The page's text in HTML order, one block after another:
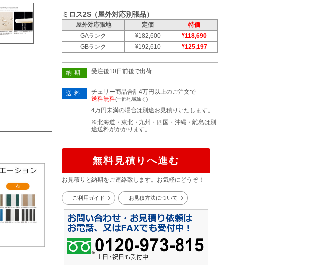
ミロス2S（屋外対応別張品）
屋外対応張地 定価
特価
GAランク
¥182,600
¥118,690
GBランク
¥192,610 ¥125,197
納期 受注後10日前後で出荷
送料
チェリー商品合計4万円以上のご注文で
送料無料(一部地域除く)
4万円未満の場合は別途お見積りいたします。
※北海道・東北・九州・四国・沖縄・離島は別
途送料がかかります。
無料見積りへ進む
お見積りと納期をご連絡致します。お気軽にどうぞ！
ご利用ガイド お見積方法について